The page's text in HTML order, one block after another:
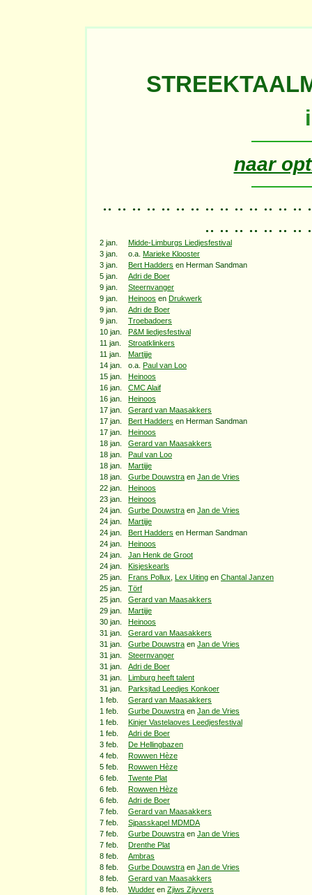
naar
.. .. .. .. .. .. .. .. .. .. .. .. .. ..
.. .. .. .. .. .. ..
2 jan.
Midde-Limburgs Liedjesfestival
3 jan.
o.a. Marieke Klooster
3 jan.
Bert Hadders en Herman Sandman
5 jan.
Adri de Boer
9 jan.
Steernvanger
9 jan.
Heinoos en Drukwerk
9 jan.
Adri de Boer
9 jan.
Troebadoers
10 jan.
P&M liedjesfestival
11 jan.
Stroatklinkers
11 jan.
Martijje
14 jan.
o.a.
Paul van Loo
15 jan.
Heinoos
16 jan.
CMC Alaif
16 jan.
Heinoos
17 jan.
Gerard van Maasakkers
17 jan.
Bert Hadders en Herman Sandman
17 jan.
Heinoos
18 jan.
Gerard van Maasakkers
18 jan.
Paul van Loo
18 jan.
Martijje
18 jan.
Gurbe Douwstra en Jan de Vries
22 jan.
Heinoos
23 jan.
Heinoos
24 jan.
Gurbe Douwstra en Jan de Vries
24 jan.
Martijje
24 jan.
Bert Hadders en Herman Sandman
24 jan.
Heinoos
24 jan.
Jan Henk de Groot
24 jan.
Kisjeskearls
25 jan.
Frans Pollux Lex Uiting en Chantal Janzen
25 jan.
Törf
25 jan.
Gerard van Maasakkers
29 jan.
Martijje
30 jan.
Heinoos
31 jan.
Gerard van Maasakkers
31 jan.
Gurbe Douwstra en Jan de Vries
31 jan.
Steernvanger
31 jan.
Adri de Boer
31 jan.
Limburg heeft talent
31 jan.
Parksjtad Leedjes Konkoer
1 feb.
Gerard van Maasakkers
1 feb.
Gurbe Douwstra en Jan de Vries
1 feb.
Kinjer Vastelaoves Leedjesfestival
1 feb.
Adri de Boer
3 feb.
De Hellingbazen
4 feb.
Rowwen Hèze
5 feb.
Rowwen Hèze
6 feb.
Twente Plat
6 feb.
Rowwen Hèze
6 feb.
Adri de Boer
7 feb.
Gerard van Maasakkers
7 feb.
Sjpasskapel MDMDA
7 feb.
Gurbe Douwstra en Jan de Vries
7 feb.
Drenthe Plat
8 feb.
Ambras
8 feb.
Gurbe Douwstra en Jan de Vries
8 feb.
Gerard van Maasakkers
8 feb.
Wudder en Zjiws Zjivvers